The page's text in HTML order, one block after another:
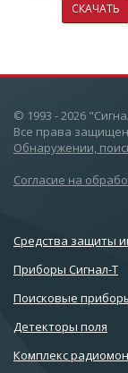
СКАЧАТЬ
© 1993 - 2026
Все права
Обнаружении,
Согласие на
Cредства защиты
Приборы Сигнал-Т
Поисковые
Детекторы поля
Комплекс